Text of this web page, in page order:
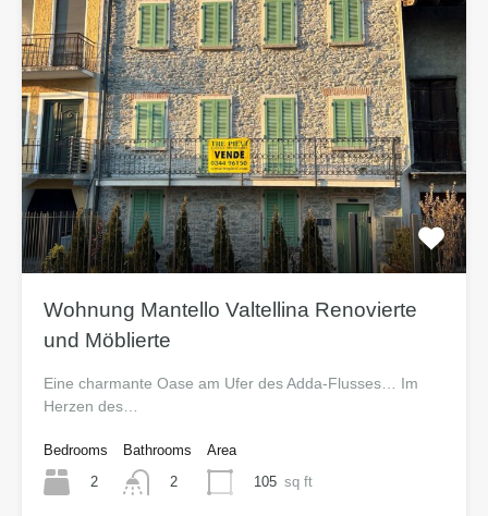
Wohnung Mantello Valtellina Renovierte
und Möblierte
Eine charmante Oase am Ufer des Adda-Flusses… Im
Herzen des…
Bedrooms
2
Bathrooms
2
Area
105 sq ft